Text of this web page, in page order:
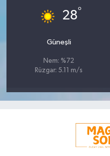
28°
Güneşli
Nem: %72
Rüzgar: 5.11 m/s